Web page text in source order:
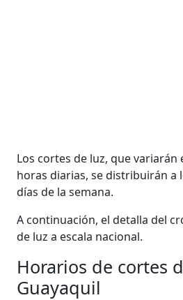
Los cortes de luz, que variarán
horas diarias, se distribuirán a
días de la semana.
A continuación, el detalla del
de luz a escala nacional.
Horarios de cortes
Guayaquil